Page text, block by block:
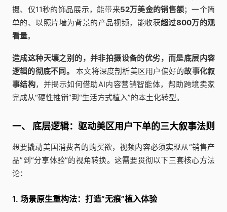
摄、仅11秒的饰品展示，能带来52万美金的销售额；一个简
单的、以照片墙为背景的产品视频，能收获超过800万的观
看量。
造成这种天壤之别的，并非拍摄设备的优劣，而是底层内容
逻辑的彻底不同。
本文将深度剖析美区用户偏好的故事化叙
事结构，并揭示如何借助AI内容营销智能体，帮助跨境卖家
完成从“硬性推销”到“生活方式植入”的本土化转型。
一、 底层逻辑：驱动美区用户下单的三大叙事法则
想要撬动美国消费者的购买欲，视频内容必须实现从“销售产
品”到“分享体验”的视角转换。这需要贯彻以下三套核心方法
论：
1. 场景原生重构法：打造“无痕”植入体验